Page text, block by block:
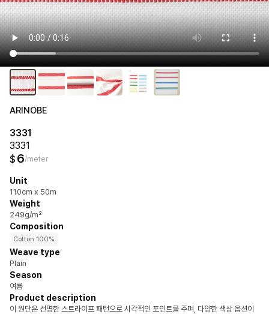
ARINOBE
3331
3331
$ 6/meter
Unit
110cm x 50m
Weight
249g/m²
Composition
Cotton 100%
Weave type
Plain
Season
여름
Product description
이 원단은 선명한 스트라이프 패턴으로 시각적인 포인트를 주며, 다양한 색상 옵션이